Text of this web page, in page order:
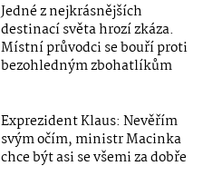
Jedné z nejkrásnějších
destinací světa hrozí zkáza.
Místní průvodci se bouří proti
bezohledným zbohatlíkům
Exprezident Klaus: Nevěřím
svým očím, ministr Macinka
chce být asi se všemi za dobře